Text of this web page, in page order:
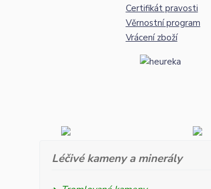
Certifikát pravosti
Věrnostní program
Vrácení zboží
Léčivé kameny a minerály